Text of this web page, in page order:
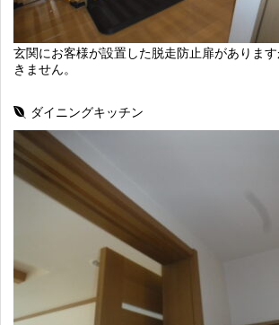
玄関にお客様が設置した脱走防止扉がありま
きません。
ダイニングキッチン